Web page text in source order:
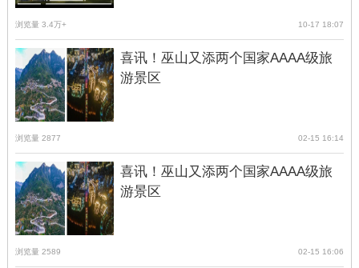
浏览量 3.4万+ 10-17 18:07
喜讯！巫山又添两个国家AAAA级旅
游景区
浏览量 2877 02-15 16:14
喜讯！巫山又添两个国家AAAA级旅
游景区
浏览量 2589 02-15 16:06